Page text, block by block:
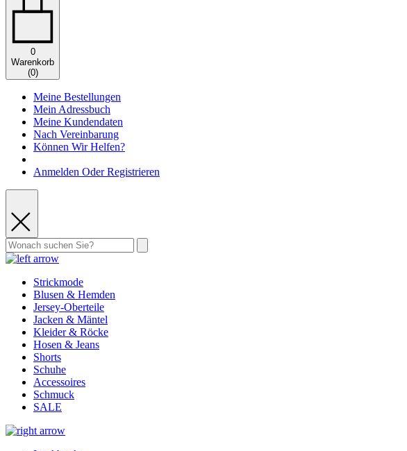
0
Warenkorb
(0)
Meine Bestellungen
Mein Adressbuch
Meine Kundendaten
Nach Vereinbarung
Können Wir Helfen?
Anmelden Oder Registrieren
Strickmode
Blusen & Hemden
Jersey-Oberteile
Jacken & Mäntel
Kleider & Röcke
Hosen & Jeans
Shorts
Schuhe
Accessoires
Schmuck
SALE